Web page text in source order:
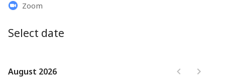
Zoom
Select date
August 2026
August 2026